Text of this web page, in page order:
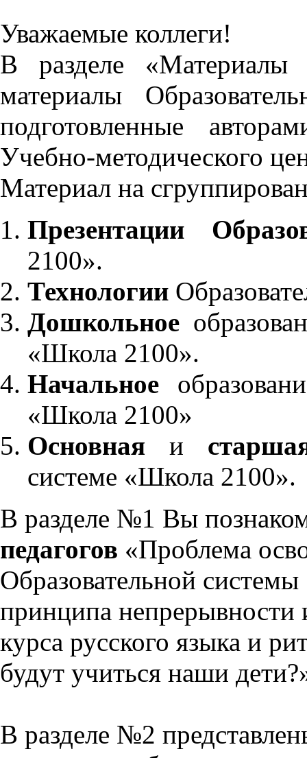
Уважаемые коллеги!
В разделе «Материалы
материалы
подготовленные
Учебно-методического
Материал на
Презентации
2100».
Технологии
Дошкольное
«Школа 2100».
Начальное
«Школа 2100»
Основнаяи
системе «Школа 2100».
В разделе №1 Вы
педагогов «Проблема
Образовательной
принципа непрерывности
курса русского языка и
будут учиться наши
В разделе №2